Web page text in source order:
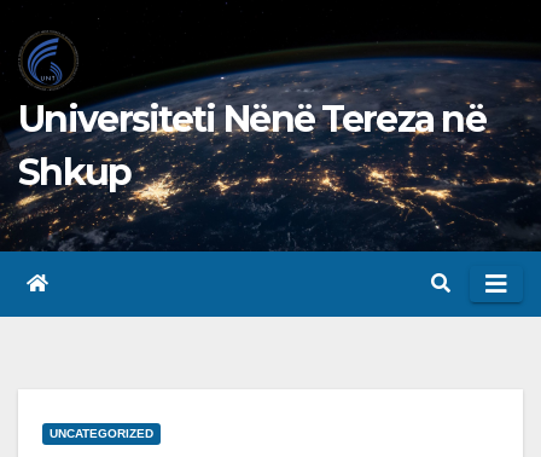
to
content
Universiteti Nënë Tereza në
Shkup
UNCATEGORIZED